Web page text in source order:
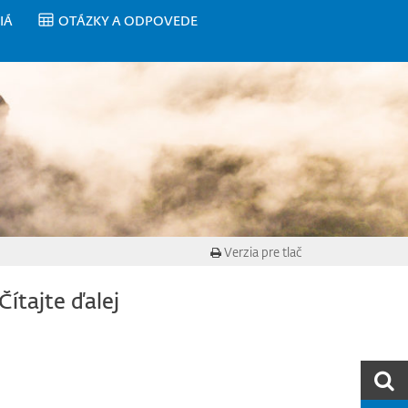
OTÁZKY A ODPOVEDE
Verzia pre tlač
ďalej